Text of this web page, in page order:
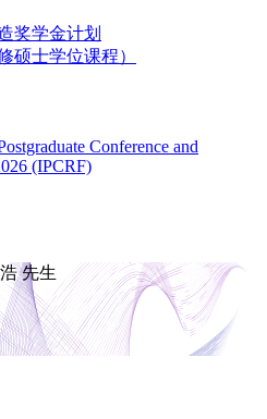
奖学金计划
硕士学位课程）
Conference and
(IPCRF)
先生